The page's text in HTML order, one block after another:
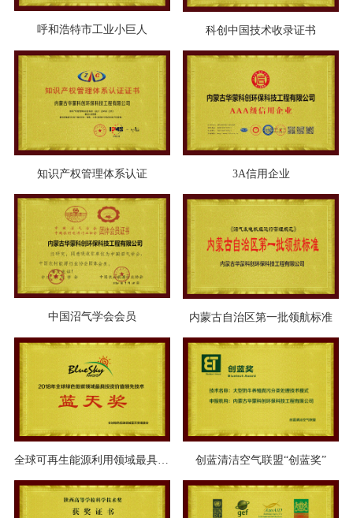
呼和浩特市工业小巨人 科创中国技术收录证书
知识产权管理体系认证 3A信用企业
中国沼气学会会员 内蒙古自治区第一批领航标准
全球可再生能源利用领域最具投资价值的领先技术蓝天奖 创蓝清洁空气联盟“创蓝奖”